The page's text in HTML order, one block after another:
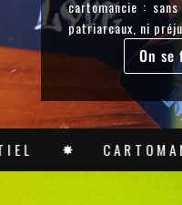
cartomancie :
patriarcaux, ni
On
CARTOMANCIE